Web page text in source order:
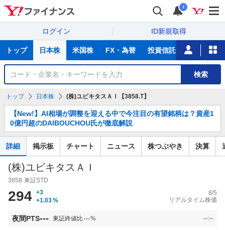
i
ログイン ID新規取得
サ
トップ 日本株 米国株 FX・為替 投資信託 ニュース
銘
検
検索
トップ 日本株 (株)ユビキタスＡＩ【3858.T】
知
ら
せ
【New!】AI相場が調整を迎える中で今注目の有望銘柄は？資産1
0億円超のDAIBOUCHOU氏が徹底解説
詳細 掲示板 チャート ニュース 株つぶやき 決算
(株)ユビキタスＡＩ
3858 東証STD
294 +3
+1.03%
8/5
リアルタイム株価
夜間PTS--- 東証終値比---% --:--